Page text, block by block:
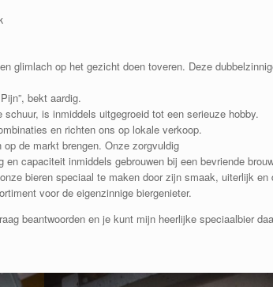
glimlach op het gezicht doen toveren. Deze
bekt aardig.
is inmiddels uitgegroeid tot een serieuze hobby.
en richten ons op lokale verkoop.
de markt brengen. Onze zorgvuldig
capaciteit inmiddels gebrouwen bij een bevriende
bieren speciaal te maken door zijn smaak, uiterlijk en
voor de eigenzinnige biergenieter.
beantwoorden en je kunt mijn heerlijke speciaalbier